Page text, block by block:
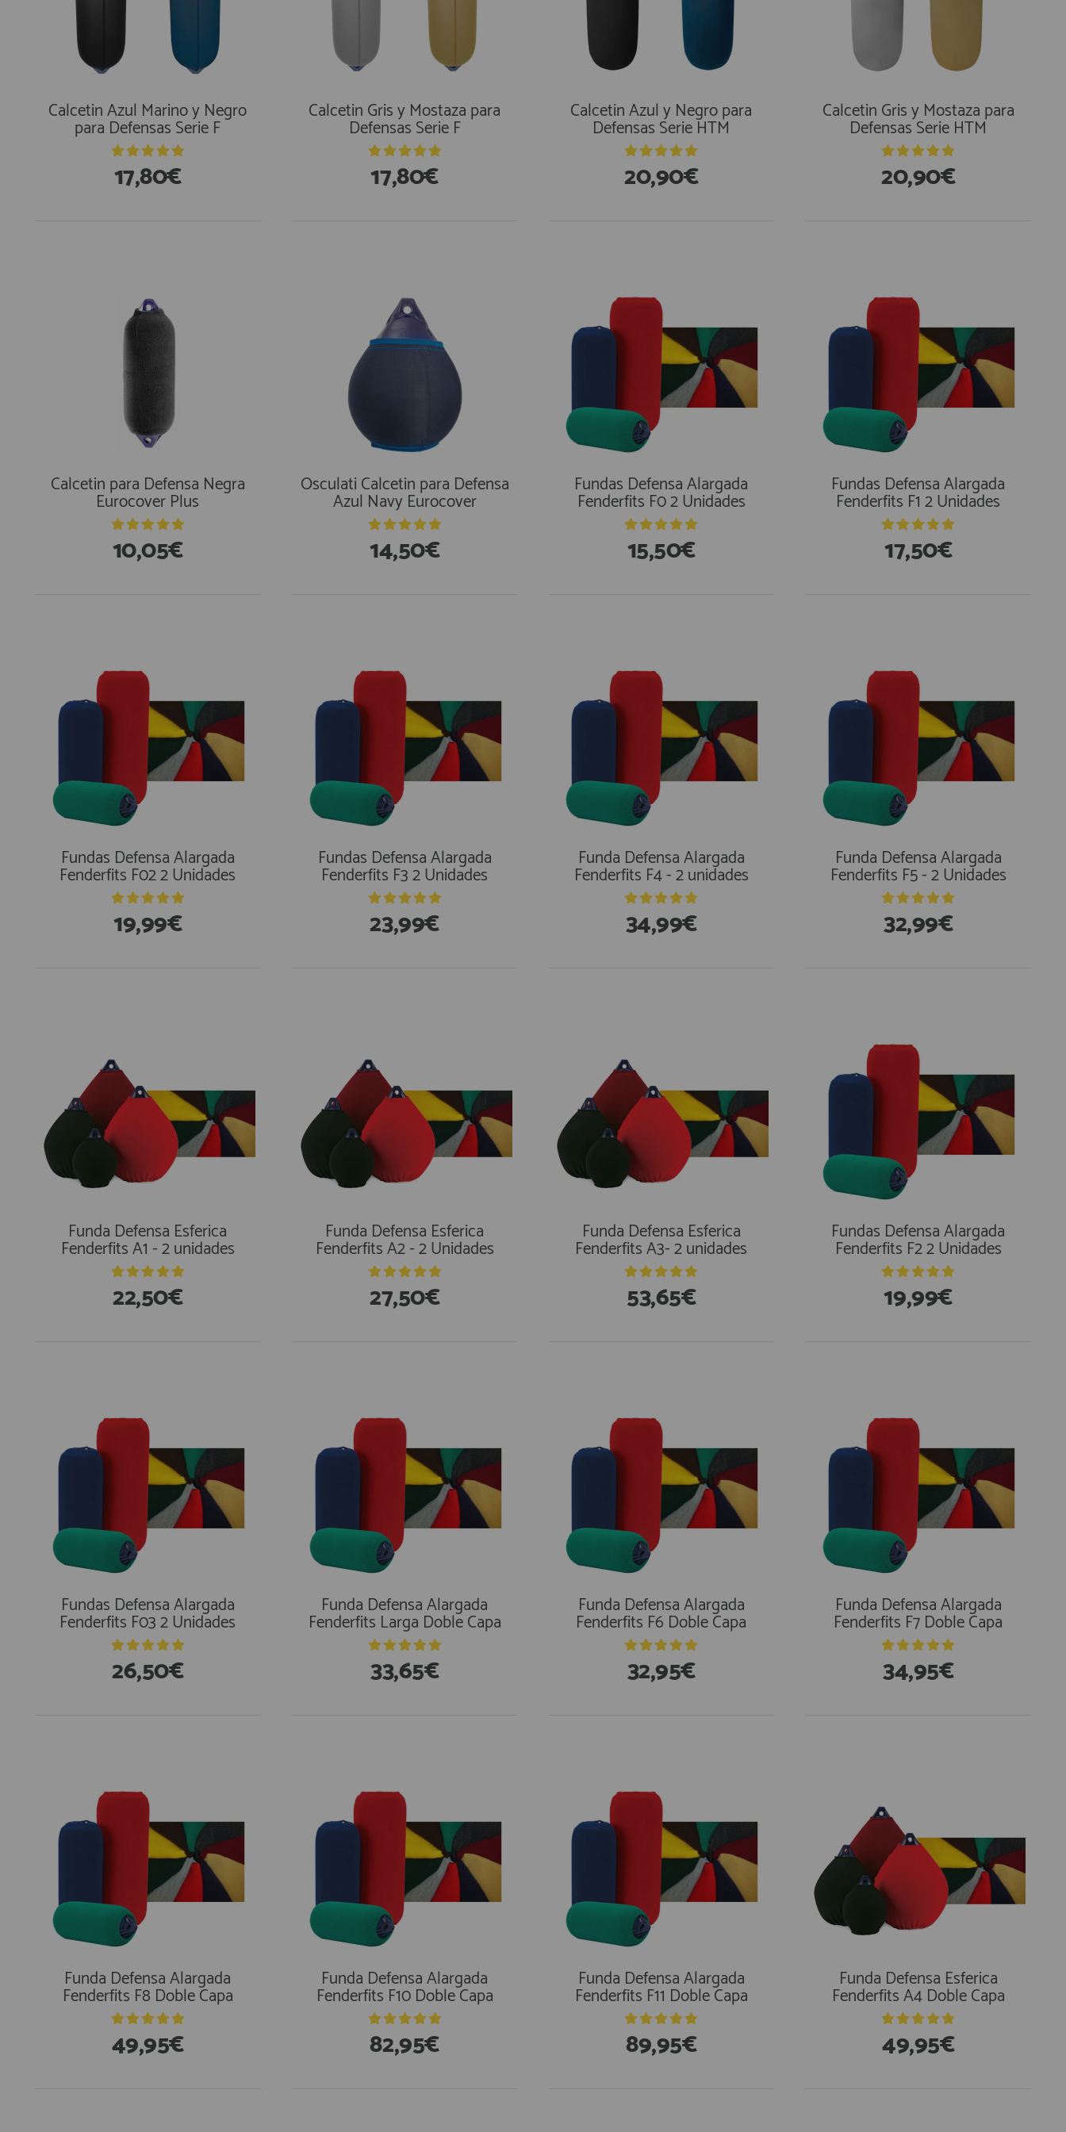
AFILIADOS
910 60 71 03
HORARIO de TIENDA:
de 10:00 a 20:00 de Lunes a Viernes
Calcetin Azul Marino y Negro
para Defensas Serie F
17,80€
Calcetin Gris y Mostaza para
Defensas Serie F
17,80€
Calcetin Azul y Negro para
Defensas Serie HTM
20,90€
Calcetin Gris y Mostaza para
Defensas Serie HTM
20,90€
Calcetin para Defensa Negra
Eurocover Plus
10,05€
Osculati Calcetin para Defensa
Azul Navy Eurocover
14,50€
Fundas Defensa Alargada
Fenderfits F0 2 Unidades
15,50€
Fundas Defensa Alargada
Fenderfits F1 2 Unidades
17,50€
Fundas Defensa Alargada
Fenderfits F02 2 Unidades
19,99€
Fundas Defensa Alargada
Fenderfits F3 2 Unidades
23,99€
Funda Defensa Alargada
Fenderfits F4 - 2 unidades
34,99€
Funda Defensa Alargada
Fenderfits F5 - 2 Unidades
32,99€
Funda Defensa Esferica
Fenderfits A1 - 2 unidades
22,50€
Funda Defensa Esferica
Fenderfits A2 - 2 Unidades
27,50€
Funda Defensa Esferica
Fenderfits A3- 2 unidades
53,65€
Fundas Defensa Alargada
Fenderfits F2 2 Unidades
19,99€
Fundas Defensa Alargada
Fenderfits F03 2 Unidades
26,50€
Funda Defensa Alargada
Fenderfits Larga Doble Capa
33,65€
Funda Defensa Alargada
Fenderfits F6 Doble Capa
32,95€
Funda Defensa Alargada
Fenderfits F7 Doble Capa
34,95€
Funda Defensa Alargada
Fenderfits F8 Doble Capa
49,95€
Funda Defensa Alargada
Fenderfits F10 Doble Capa
82,95€
Funda Defensa Alargada
Fenderfits F11 Doble Capa
89,95€
Funda Defensa Esferica
Fenderfits A4 Doble Capa
49,95€